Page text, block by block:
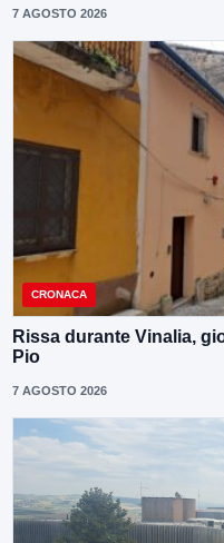
7 AGOSTO 2026
CRONACA
Rissa durante Vinalia,
Pio
7 AGOSTO 2026